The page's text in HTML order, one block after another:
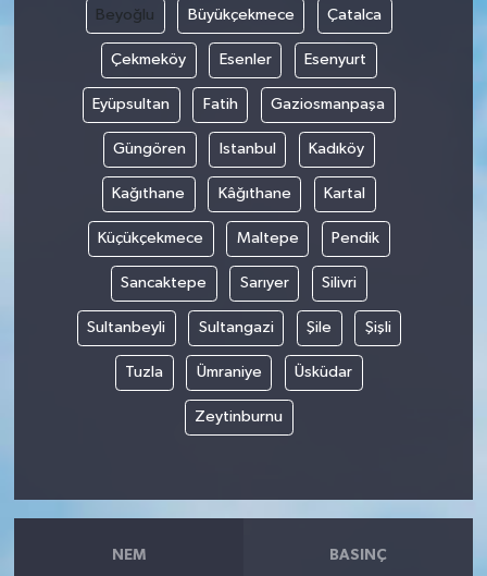
Beyoğlu Büyükçekmece Çatalca
Çekmeköy Esenler Esenyurt
Eyüpsultan Fatih Gaziosmanpaşa
Güngören Istanbul Kadıköy
Kağıthane Kâğıthane Kartal
Küçükçekmece Maltepe Pendik
Sancaktepe Sarıyer Silivri
Sultanbeyli Sultangazi Şile Şişli
Tuzla Ümraniye Üsküdar
Zeytinburnu
NEM BASINÇ